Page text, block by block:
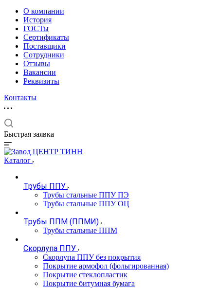
О компании
История
ГОСТы
Сертификаты
Поставщики
Сотрудники
Отзывы
Вакансии
Реквизиты
Контакты
Быстрая заявка
Каталог
Трубы ППУ
Трубы стальные ППУ ПЭ
Трубы стальные ППУ ОЦ
Трубы ППМ (ППМИ)
Трубы стальные ППМ
Скорлупа ППУ
Скорлупа ППУ без покрытия
Покрытие армофол (фольгированная)
Покрытие стеклопластик
Покрытие битумная бумага